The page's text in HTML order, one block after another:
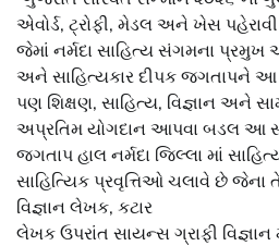
એવોર્ડ, ટ્રોફી, મેડલ અને ખેસ
જેમાં નર્મદા સાહિત્ય સંગમના પ્રમુખ
અને સાહિત્યકાર દીપક જગતાપને આ
પણ શિક્ષણ, સાહિત્ય, વિજ્ઞાન અને
અપ્રતિમ યોગદાન આપવા બડલ આ
જગતાપ હાલ નર્મદા જિલ્લા માં
સાહિત્યિક પ્રવૃત્તિઓ ચલાવે છે
વિજ્ઞાન લેખક, કટાર
લેખક ઉપરાંત સાયન્સ ગ્રાફી